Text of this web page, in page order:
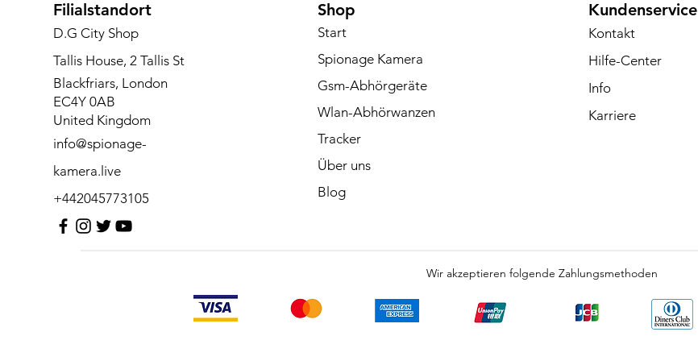
Filialstandort
D.G City Shop
Tallis House, 2 Tallis St
Blackfriars, London
EC4Y 0AB
United Kingdom
info@spionage-
kamera.live
+442045773105
Shop
Start
Spionage Kamera
Gsm-Abhörgeräte
Wlan-Abhörwanzen
Tracker
Über uns
Blog
Kundenservice
Kontakt
Hilfe-Center
Info
Karriere
Wir akzeptieren folgende Zahlungsmethoden